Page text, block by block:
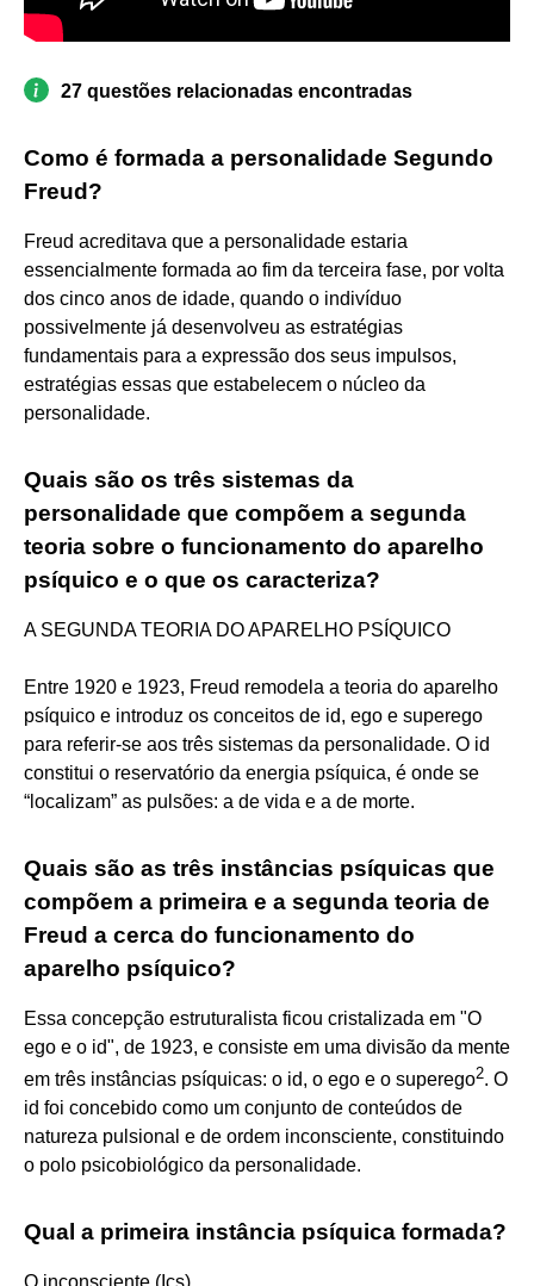
27 questões relacionadas encontradas
Como é formada a personalidade Segundo
Freud?
Freud acreditava que a personalidade estaria
essencialmente formada ao fim da terceira fase, por volta
dos cinco anos de idade, quando o indivíduo
possivelmente já desenvolveu as estratégias
fundamentais para a expressão dos seus impulsos,
estratégias essas que estabelecem o núcleo da
personalidade.
Quais são os três sistemas da
personalidade que compõem a segunda
teoria sobre o funcionamento do aparelho
psíquico e o que os caracteriza?
A SEGUNDA TEORIA DO APARELHO PSÍQUICO
Entre 1920 e 1923, Freud remodela a teoria do aparelho
psíquico e introduz os conceitos de id, ego e superego
para referir-se aos três sistemas da personalidade. O id
constitui o reservatório da energia psíquica, é onde se
“localizam” as pulsões: a de vida e a de morte.
Quais são as três instâncias psíquicas que
compõem a primeira e a segunda teoria de
Freud a cerca do funcionamento do
aparelho psíquico?
Essa concepção estruturalista ficou cristalizada em "O
ego e o id", de 1923, e consiste em uma divisão da mente
em três instâncias psíquicas: o id, o ego e o superego2. O
id foi concebido como um conjunto de conteúdos de
natureza pulsional e de ordem inconsciente, constituindo
o polo psicobiológico da personalidade.
Qual a primeira instância psíquica formada?
O inconsciente (Ics)